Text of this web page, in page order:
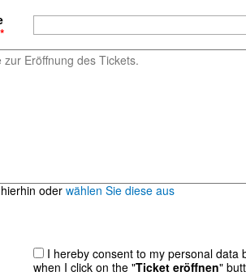
*
oder wählen Sie diese aus
I hereby consent to my personal
when I click on the "Ticket eröffnen"